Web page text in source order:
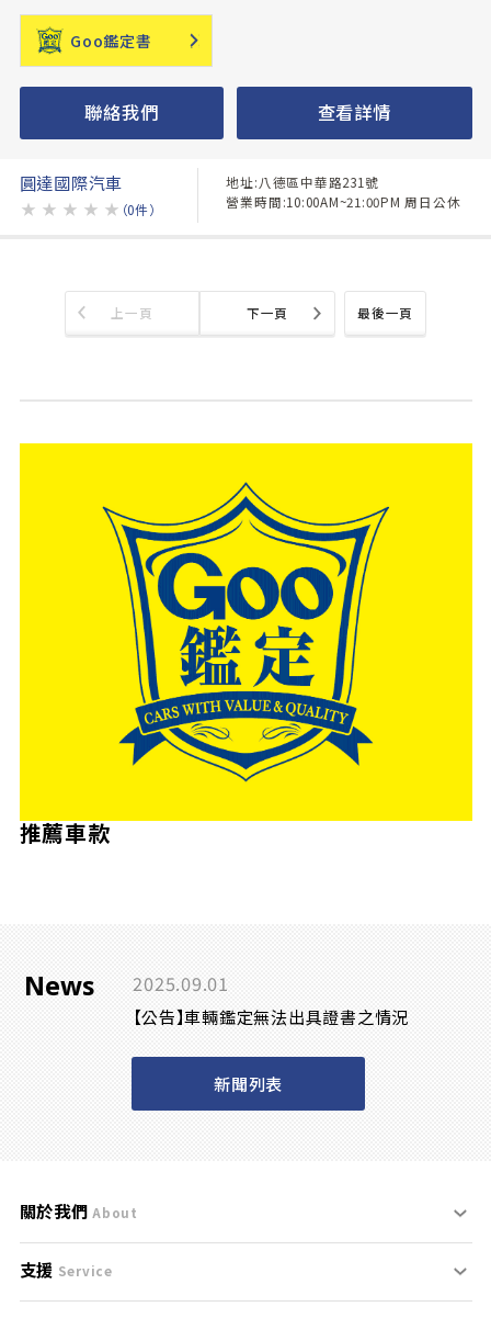
Goo鑑定書
聯絡我們 查看詳情
圓達國際汽車
★ ★ ★ ★ ★ （0件）
地址:八德區中華路231號
營業時間:10:00AM~21:00PM 周日公休
最後一頁
上一頁 下一頁
推薦車款
News 2025.09.01
【公告】車輛鑑定無法出具證書之情況
新聞列表
關於我們 About
刊登規範
支援 Service